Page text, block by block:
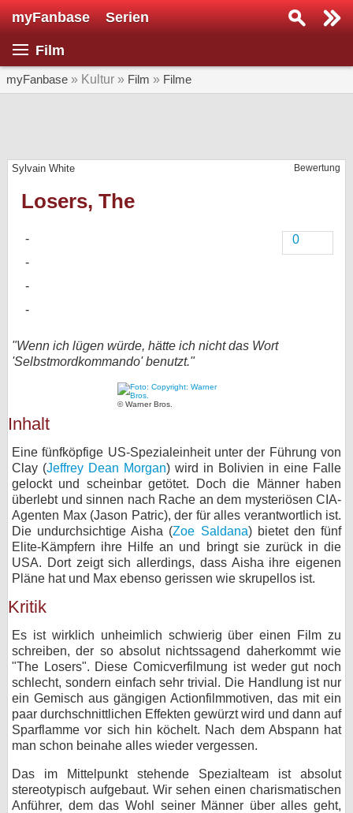
myFanbase Serien
Film
myFanbase » Kultur » Film » Filme
Bewertung
Sylvain White
Losers, The
0
"Wenn ich lügen würde, hätte ich nicht das Wort
'Selbstmordkommando' benutzt."
© Warner Bros.
Inhalt
Eine fünfköpfige US-Spezialeinheit unter der Führung von
Clay (Jeffrey Dean Morgan) wird in Bolivien in eine Falle
gelockt und scheinbar getötet. Doch die Männer haben
überlebt und sinnen nach Rache an dem mysteriösen CIA-
Agenten Max (Jason Patric), der für alles verantwortlich ist.
Die undurchsichtige Aisha (Zoe Saldana) bietet den fünf
Elite-Kämpfern ihre Hilfe an und bringt sie zurück in die
USA. Dort zeigt sich allerdings, dass Aisha ihre eigenen
Pläne hat und Max ebenso gerissen wie skrupellos ist.
Kritik
Es ist wirklich unheimlich schwierig über einen Film zu
schreiben, der so absolut nichtssagend daherkommt wie
"The Losers". Diese Comicverfilmung ist weder gut noch
schlecht, sondern einfach sehr trivial. Die Handlung ist nur
ein Gemisch aus gängigen Actionfilmmotiven, das mit ein
paar durchschnittlichen Effekten gewürzt wird und dann auf
Sparflamme vor sich hin köchelt. Nach dem Abspann hat
man schon beinahe alles wieder vergessen.
Das im Mittelpunkt stehende Spezialteam ist absolut
stereotypisch aufgebaut. Wir sehen einen charismatischen
Anführer, dem das Wohl seiner Männer über alles geht,
Serie suchen...
SERIEN
Forum
bei Facebook
Kontakt
Nutzungsbedingungen
Datenschutz
Cookie-Einstellungen
myFanbase